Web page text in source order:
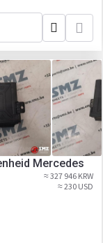
Mercedes
≈ 327 946 KRW
≈ 230 USD